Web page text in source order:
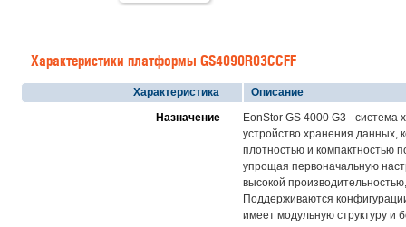
Характеристики платформы GS4090R03CCFF
Характеристика
Описание
Назначение
EonStor GS 4000 G3 - система
устройство хранения данных,
плотностью и компактностью
упрощая первоначальную
высокой
Поддерживаются
имеет модульную структуру и